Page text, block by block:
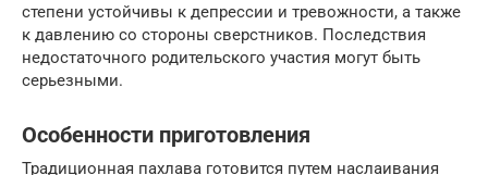
степени устойчивы к депрессии и тревожности, а также
к давлению со стороны сверстников. Последствия
недостаточного родительского участия могут быть
серьезными.
Особенности приготовления
Традиционная пахлава готовится путем наслаивания